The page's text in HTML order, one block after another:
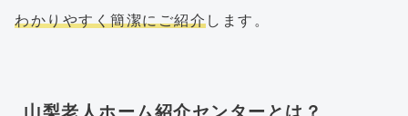
わかりやすく簡潔にご紹介します。
山梨老人ホーム紹介センターとは？